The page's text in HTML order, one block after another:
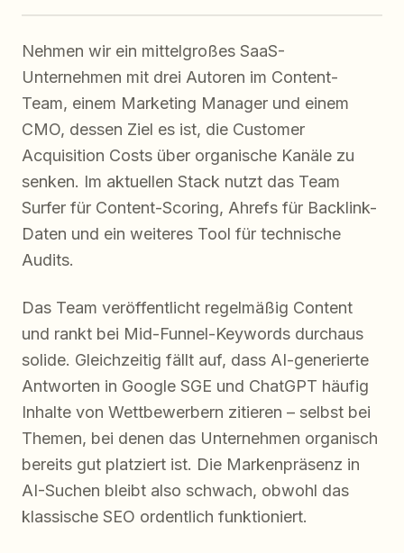
Nehmen wir ein mittelgroßes SaaS-
Unternehmen mit drei Autoren im Content-
Team, einem Marketing Manager und einem
CMO, dessen Ziel es ist, die Customer
Acquisition Costs über organische Kanäle zu
senken. Im aktuellen Stack nutzt das Team
Surfer für Content-Scoring, Ahrefs für Backlink-
Daten und ein weiteres Tool für technische
Audits.
Das Team veröffentlicht regelmäßig Content
und rankt bei Mid-Funnel-Keywords durchaus
solide. Gleichzeitig fällt auf, dass AI-generierte
Antworten in Google SGE und ChatGPT häufig
Inhalte von Wettbewerbern zitieren – selbst bei
Themen, bei denen das Unternehmen organisch
bereits gut platziert ist. Die Markenpräsenz in
AI-Suchen bleibt also schwach, obwohl das
klassische SEO ordentlich funktioniert.